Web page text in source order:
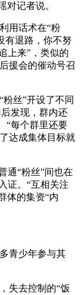
对记者说。
用话术在“粉
有退路，你不努
上来”，类似的
援会的催动号召
丝”开设了不同
发现，群内还
“每个群里还要
达成集体目标就
“粉丝”间也在
证。“互相关注
体的集资“内
青少年参与其
失去控制的“饭